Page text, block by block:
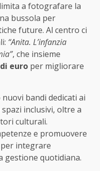
a fotografare la
bussola per
future. Al centro ci
“Anita. L’infanzia
, che insieme
euro per migliorare
bandi dedicati ai
inclusivi, oltre a
culturali.
e promuovere
integrare
gestione quotidiana.